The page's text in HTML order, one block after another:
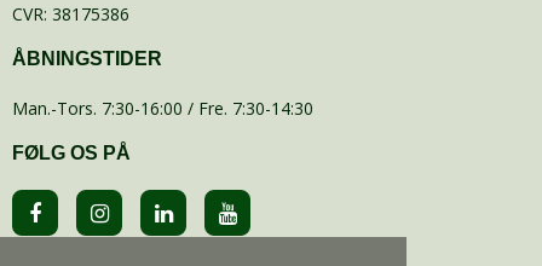
CVR: 38175386
ÅBNINGSTIDER
Man.-Tors. 7:30-16:00 / Fre. 7:30-14:30
FØLG OS PÅ